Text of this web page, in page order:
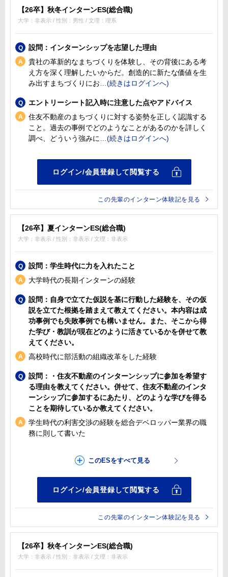
【26卒】秋冬インターンES(総合職)
大学：非表示 / 性別：男性 / 文理：理系
設問：インターンシップを志望した理由
貴社の革新的なまちづくりを体験し、その背後にある考
え方を深く理解したいからだ。創造的に新たな価値を生
み出すまちづくりにお
エントリーシート記入時に注意した点やアドバイス
住友不動産のまちづくりに対する姿勢を正しく認識する
こと。過去の事例でどのようなことがあるのかを詳しく
調べ、どういう強みに
この先輩のインターン体験記を見る
【26卒】夏インターンES(総合職)
大学：非表示 / 性別：非表示 / 文理：非表示
設問：学生時代に力を入れたこと
大学時代の長期インターンの経験
設問：自身で立てた仮説を基に行動した経験を、その仮
説を立てた根拠を踏まえて教えてください。本内容は成
功事例でも失敗事例でも構いません。また、そこから得
た学び・教訓が現在どのように活きているかを併せて教
えてください。
高校時代に部活動の組織改革をした経験
設問：・住友不動産のインターンシップに参加を希望す
る理由を教えてください。併せて、住友不動産のインタ
ーンシップに参加するにあたり、どのような学びを得る
ことを期待しているか教えてください。
学生時代の利害交渉の経験を総合デベロッパー業界の職
務に則して書いた
この先輩のインターン体験記を見る
【26卒】秋冬インターンES(総合職)
大学：非表示 / 性別：非表示 / 文理：非表示